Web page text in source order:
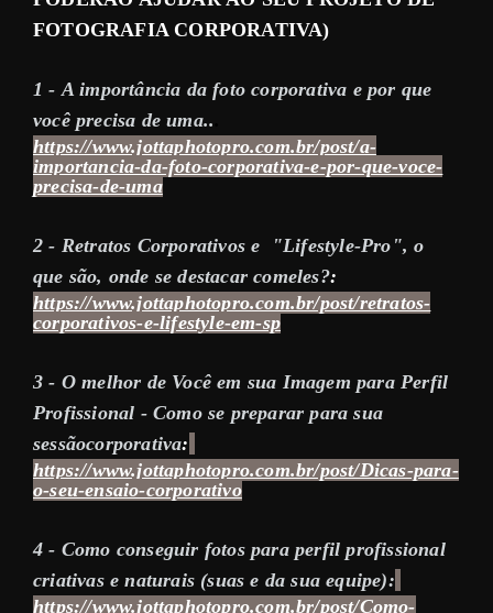
FOTOGRAFIA CORPORATIVA)
1 - A importância da foto corporativa e por que
você precisa de uma..
https://www.jottaphotopro.com.br/post/a-
importancia-da-foto-corporativa-e-por-que-voce-
precisa-de-uma
2 - Retratos Corporativos e "Lifestyle-Pro", o
que são, onde se destacar comeles?:
https://www.jottaphotopro.com.br/post/retratos-
corporativos-e-lifestyle-em-sp
3 - O melhor de Você em sua Imagem para Perfil
Profissional - Como se preparar para sua
sessãocorporativa:
https://www.jottaphotopro.com.br/post/Dicas-para-
o-seu-ensaio-corporativo
4 - Como conseguir fotos para perfil profissional
criativas e naturais (suas e da sua equipe):
https://www.jottaphotopro.com.br/post/Como-